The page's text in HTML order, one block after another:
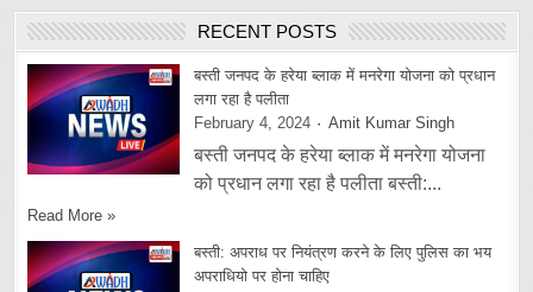
RECENT POSTS
बस्ती जनपद के हरेया ब्लाक में मनरेगा योजना को प्रधान
लगा रहा है पलीता
February 4, 2024
Amit Kumar Singh
बस्ती जनपद के हरेया ब्लाक में मनरेगा योजना
को प्रधान लगा रहा है पलीता बस्ती:...
Read More »
बस्ती: अपराध पर नियंत्रण करने के लिए पुलिस का भय
अपराधियो पर होना चाहिए